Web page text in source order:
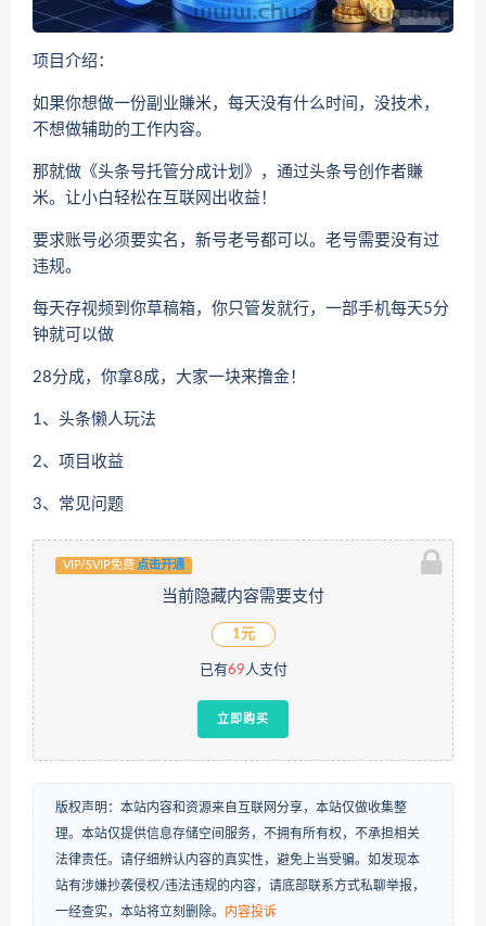
项目介绍：
如果你想做一份副业賺米，每天没有什么时间，没技术，
不想做辅助的工作内容。
那就做《头条号托管分成计划》，通过头条号创作者賺
米。让小白轻松在互联网出收益！
要求账号必须要实名，新号老号都可以。老号需要没有过
违规。
每天存视频到你草稿箱，你只管发就行，一部手机每天5分
钟就可以做
28分成，你拿8成，大家一块来撸金！
1、头条懒人玩法
2、项目收益
3、常见问题
VIP/SVIP免费 点击开通
当前隐藏内容需要支付
1元
已有69人支付
立即购买
版权声明：本站内容和资源来自互联网分享，本站仅做收集整
理。本站仅提供信息存储空间服务，不拥有所有权，不承担相关
法律责任。请仔细辨认内容的真实性，避免上当受骗。如发现本
站有涉嫌抄袭侵权/违法违规的内容，请底部联系方式私聊举报，
一经查实，本站将立刻删除。 内容投诉